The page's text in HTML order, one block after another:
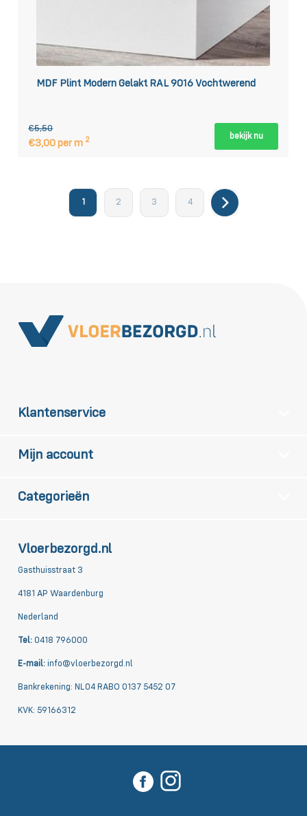
MDF Plint Modern Gelakt RAL 9016 Vochtwerend
€5,50
€3,00 per m 2 bekijk nu
1 2 3 4
Vloerbezorgd.nl
Gasthuisstraat 3
4181 AP Waardenburg
Nederland
Tel: 0418 796000
E-mail: info@vloerbezorgd.nl
Bankrekening: NL04 RABO 0137 5452 07
KVK: 59166312
Klantenservice
Mijn account
Categorieën